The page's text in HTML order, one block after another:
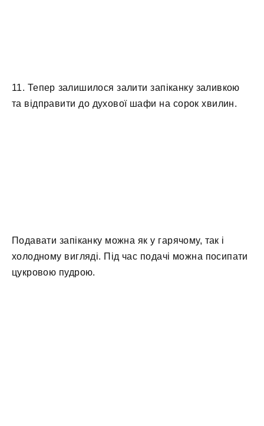
11. Тепер залишилося залити запіканку заливкою
та відправити до духової шафи на сорок хвилин.
Подавати запіканку можна як у гарячому, так і
холодному вигляді. Під час подачі можна посипати
цукровою пудрою.